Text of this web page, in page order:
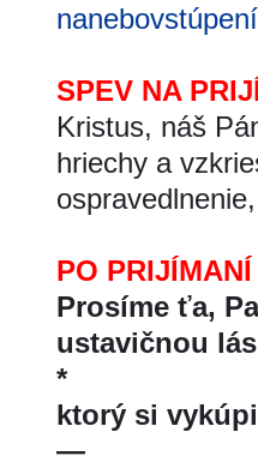
nanebovstúpení
SPEV NA
Kristus, náš
hriechy a
PO PRIJÍMANÍ
Prosíme ťa,
ustavičnou
*
ktorý si
—